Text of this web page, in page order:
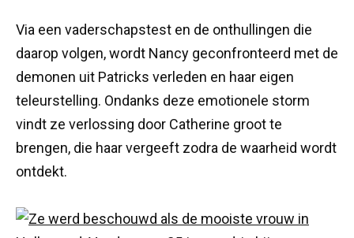
Via een vaderschapstest en de onthullingen die
daarop volgen, wordt Nancy geconfronteerd met de
demonen uit Patricks verleden en haar eigen
teleurstelling. Ondanks deze emotionele storm
vindt ze verlossing door Catherine groot te
brengen, die haar vergeeft zodra de waarheid wordt
ontdekt.